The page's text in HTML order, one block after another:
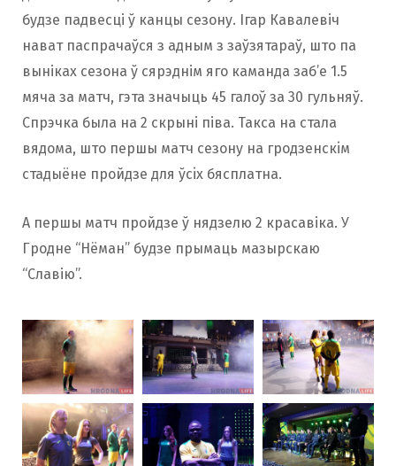
будзе падвесці ў канцы сезону. Ігар Кавалевіч
нават паспрачаўся з адным з заўзятараў, што па
выніках сезона ў сярэднім яго каманда заб’е 1.5
мяча за матч, гэта значыць 45 галоў за 30 гульняў.
Спрэчка была на 2 скрыні піва. Такса на стала
вядома, што першы матч сезону на гродзенскiм
стадыёне пройдзе для ўсiх бясплатна.
А першы матч пройдзе ў нядзелю 2 красавіка. У
Гродне “Нёман” будзе прымаць мазырскаю
“Славію”.